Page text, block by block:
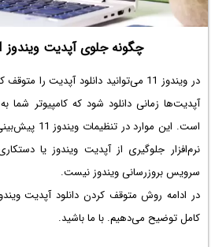
چگونه جلوی آپدیت ویندوز 11 را بگیریم؟
در ویندوز 11 می‌توانید دانلود آپدیت
آپدیت‌ها زمانی دانلود شود که کامپیوتر
است. این
نرم‌افزار جلوگیری از آپدیت ویندوز یا
سرویس بروزرسانی ویندوز نیست.
کامل توضیح می‌دهیم. با ما باشید.